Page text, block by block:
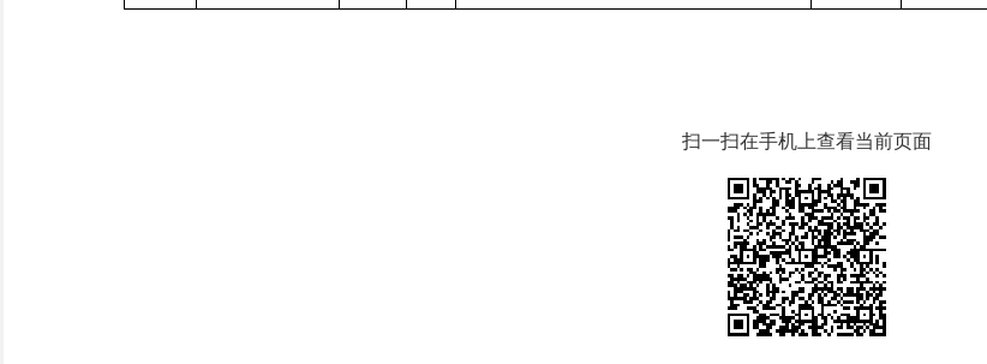
扫一扫在手机上查看当前页面